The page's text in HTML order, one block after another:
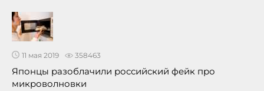
11 мая 2019 358463
Японцы разоблачили российский фейк про
микроволновки